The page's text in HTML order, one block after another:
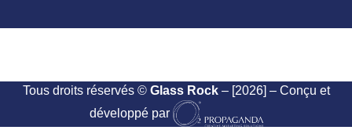
Tous droits réservés © Glass Rock– [2026] – Conçu et
développé par